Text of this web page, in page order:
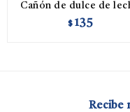
Cañón de dulce de
$ 135
Recibe